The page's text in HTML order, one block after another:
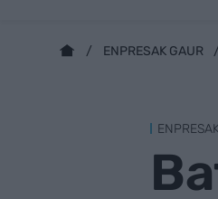
ENPRESAK GAUR